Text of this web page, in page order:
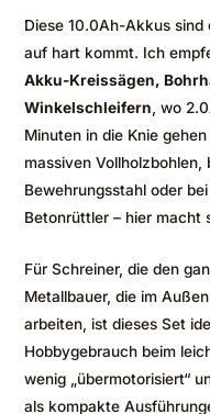
Diese 10.0Ah-Akkus sind
auf hart kommt. Ich
Akku-Kreissägen,
Winkelschleifern , wo
Minuten in die Knie
massiven
Bewehrungsstahl oder
Betonrüttler – hier macht
Für Schreiner, die den
Metallbauer, die im
arbeiten, ist dieses Set
Hobbygebrauch beim
wenig „übermotorisiert“
als kompakte